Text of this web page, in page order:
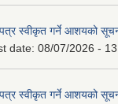
स्वीकृत गर्ने आशयको
date: 08/07/2026 -
स्वीकृत गर्ने आशयको